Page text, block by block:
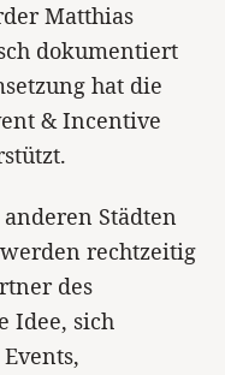
Matthias
dokumentiert
hat die
& Incentive
Städten
rechtzeitig
des
Idee, sich